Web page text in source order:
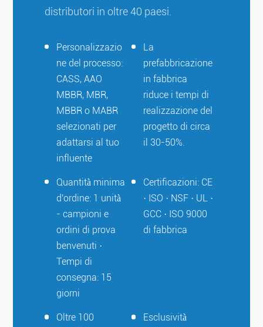
distributori in oltre 40 paesi.
Personalizzazio
ne del processo:
CASS, AAO
MBBR, MBR,
MBBR o MABR
selezionati per
adattarsi al tuo
influente
La
prefabbricazione
in fabbrica
riduce i tempi di
realizzazione del
progetto di circa
il 30-50%.
Quantità minima
d'ordine: 1 unità
- campioni e
ordini di prova
benvenuti ·
Tempi di
consegna: 15
giorni
Certificazioni: CE
· ISO · NSF · UL ·
GCC · ISO 9000
di fabbrica
Oltre 100
Esclusività